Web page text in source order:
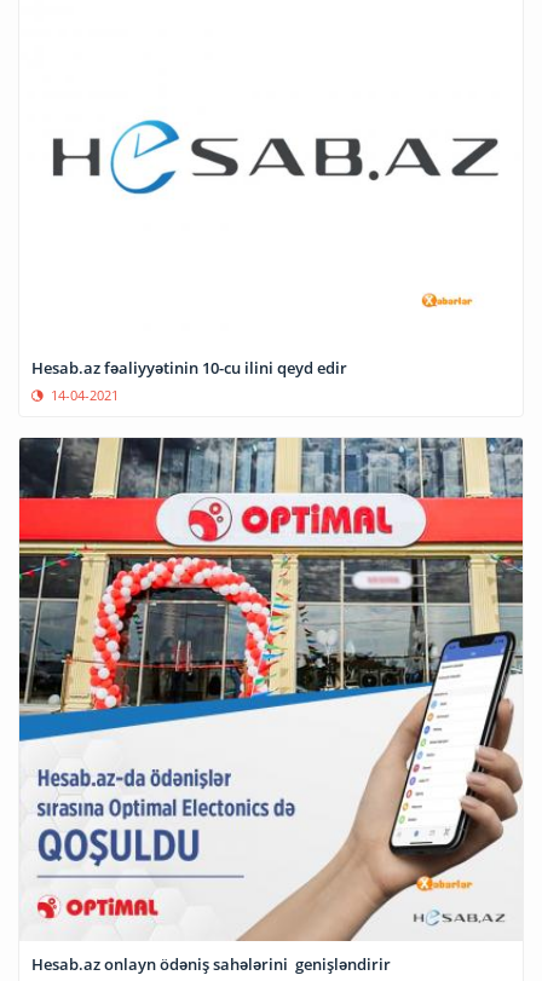
Hesab.az fəaliyyətinin 10-cu ilini qeyd edir
14-04-2021
Hesab.az onlayn ödəniş sahələrini genişləndirir